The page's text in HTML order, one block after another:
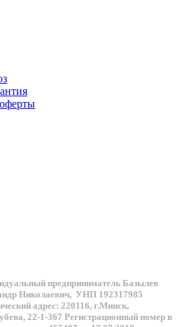
предприниматель Базылев
Николаевич, УНП 192317985
адрес: 220116, г.Минск,
22-1-367 Регистрационный номер в